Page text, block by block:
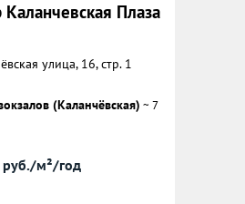
Плаза
улица, 16, стр. 1
(Каланчёвская) ~ 7
руб./м²/год